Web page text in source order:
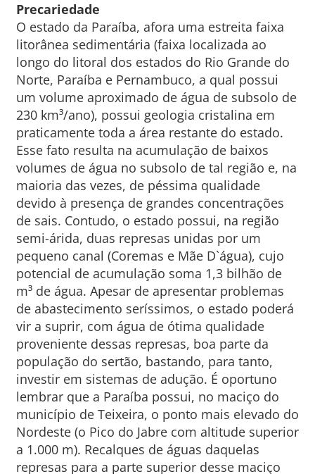
Precariedade
O estado da Paraíba, afora uma estreita faixa
litorânea sedimentária (faixa localizada ao
longo do litoral dos estados do Rio Grande do
Norte, Paraíba e Pernambuco, a qual possui
um volume aproximado de água de subsolo de
230 km³/ano), possui geologia cristalina em
praticamente toda a área restante do estado.
Esse fato resulta na acumulação de baixos
volumes de água no subsolo de tal região e, na
maioria das vezes, de péssima qualidade
devido à presença de grandes concentrações
de sais. Contudo, o estado possui, na região
semi-árida, duas represas unidas por um
pequeno canal (Coremas e Mãe D`água), cujo
potencial de acumulação soma 1,3 bilhão de
m³ de água. Apesar de apresentar problemas
de abastecimento seríssimos, o estado poderá
vir a suprir, com água de ótima qualidade
proveniente dessas represas, boa parte da
população do sertão, bastando, para tanto,
investir em sistemas de adução. É oportuno
lembrar que a Paraíba possui, no maciço do
município de Teixeira, o ponto mais elevado do
Nordeste (o Pico do Jabre com altitude superior
a 1.000 m). Recalques de águas daquelas
represas para a parte superior desse maciço